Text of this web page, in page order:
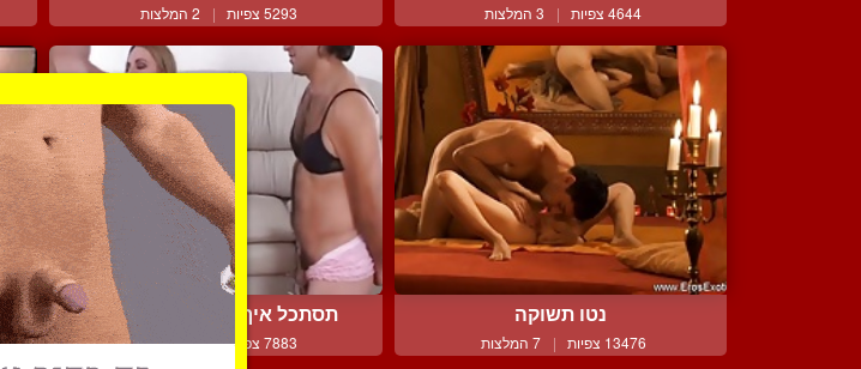
4644 צפיות | 3 המלצות 5293 צפיות | 2 המלצות
נטו תשוקה
13476 צפיות | 7 המלצות
תסתכל איך אני מזדיינת עם...
7883 צפיות | 5 המלצות